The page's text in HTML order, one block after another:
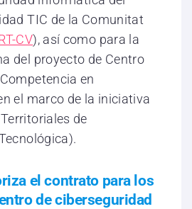
TIC de la Comunitat
CV), así como para la
del proyecto de Centro
en
el marco de la iniciativa
de
el contrato para los
de ciberseguridad